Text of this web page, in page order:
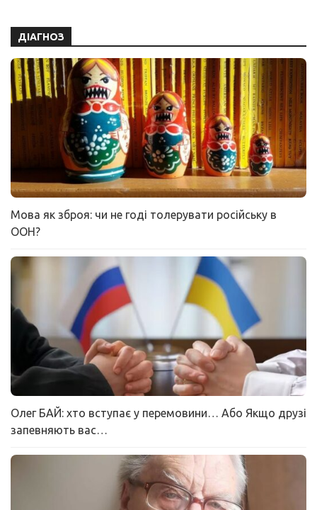
ДІАГНОЗ
Мова як зброя: чи не годі толерувати російську в
ООН?
Олег БАЙ: хто вступає у перемовини… Або Якщо друзі
запевняють вас…